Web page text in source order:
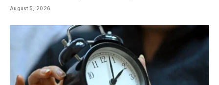
August 5, 2026